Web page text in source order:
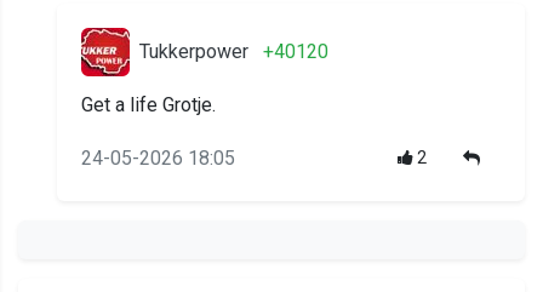
Tukkerpower +40120
Get a life Grotje.
24-05-2026 18:05 2